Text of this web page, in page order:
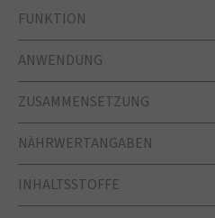
FUNKTION
ANWENDUNG
ZUSAMMENSETZUNG
NÄHRWERTANGABEN
INHALTSSTOFFE